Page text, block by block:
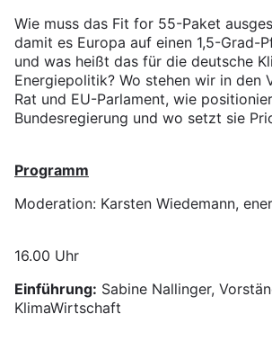
Wie muss das Fit for 55-Paket
damit es Europa auf einen 1,5-Grad-
und was heißt das für die deutsche
Energiepolitik? Wo stehen wir in den
Rat und EU-Parlament, wie
Bundesregierung und wo setzt sie
Programm
Moderation: Karsten Wiedemann,
16.00 Uhr
Einführung: Sabine Nallinger,
KlimaWirtschaft